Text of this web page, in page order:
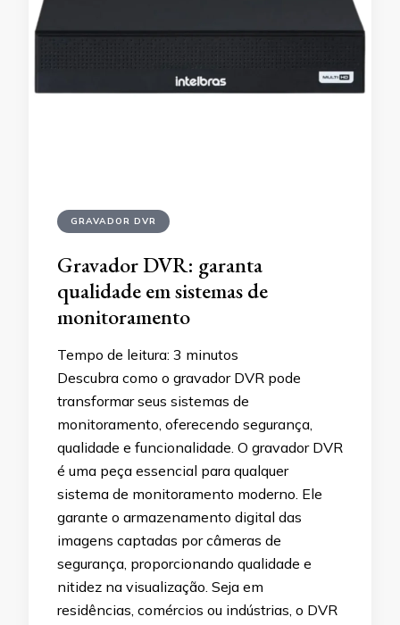
GRAVADOR DVR
Gravador DVR: garanta
qualidade em sistemas de
monitoramento
Tempo de leitura: 3 minutos
Descubra como o gravador DVR pode
transformar seus sistemas de
monitoramento, oferecendo segurança,
qualidade e funcionalidade. O gravador DVR
é uma peça essencial para qualquer
sistema de monitoramento moderno. Ele
garante o armazenamento digital das
imagens captadas por câmeras de
segurança, proporcionando qualidade e
nitidez na visualização. Seja em
residências, comércios ou indústrias, o DVR